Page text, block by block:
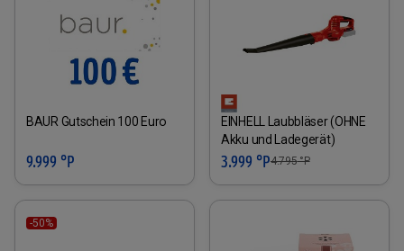
BAUR Gutschein 100 Euro
9.999 °P
EINHELL Laubbläser (OHNE
Akku und Ladegerät)
3.999 °P4.795°P
-50%